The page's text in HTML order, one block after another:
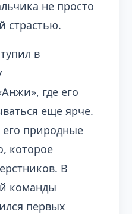
не просто
страстью.
в
где его
еще ярче.
природные
которое
В
команды
первых